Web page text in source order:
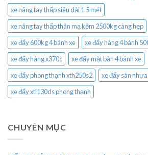
xe nâng tay thấp siêu dài 1.5 mét
xe nâng tay thấp thân mạ kẽm 2500kg càng hẹp
xe đẩy 600kg 4 bánh xe
xe đẩy hàng 4 bánh
xe đẩy hàng x370c
xe đẩy mặt bàn 4 bánh xe
xe đẩy phong thạnh xth250s2
xe đẩy sàn
xe đẩy xtl130ds phong thạnh
CHUYÊN MỤC